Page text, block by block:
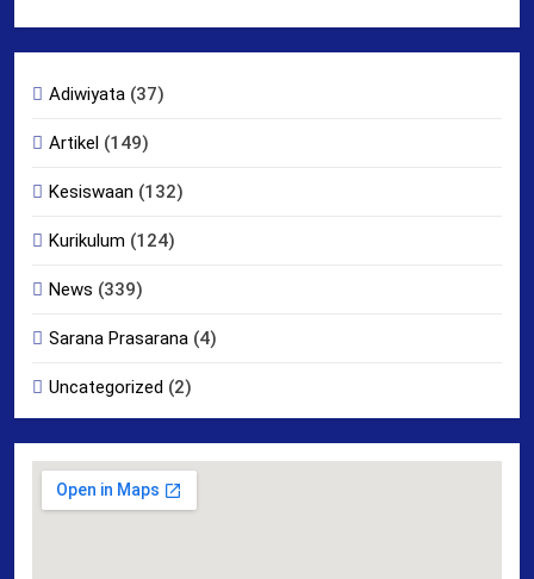
Adiwiyata (37)
Artikel (149)
Kesiswaan (132)
Kurikulum (124)
News (339)
Sarana Prasarana (4)
Uncategorized (2)